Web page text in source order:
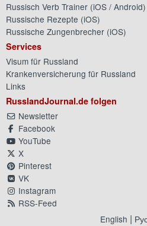
Russisch Verb Trainer (iOS / Android)
Russische Rezepte (iOS)
Russische Zungenbrecher (iOS)
Services
Visum für Russland
Krankenversicherung für Russland
Links
RusslandJournal.de folgen
Newsletter
Facebook
YouTube
X
Pinterest
VK
Instagram
RSS-Feed
English |